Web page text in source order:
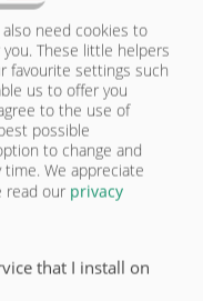
B
Sériově
X
need cookies to
These little helpers
favourite settings such
us to offer you
to the use of
possible
to change and
We appreciate
read our privacy
that I install on